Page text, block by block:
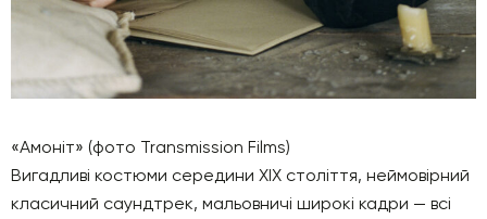
«Амоніт» (фото Transmission Films)
Вигадливі костюми середини XIX століття, неймовірний
класичний саундтрек, мальовничі широкі кадри — всі